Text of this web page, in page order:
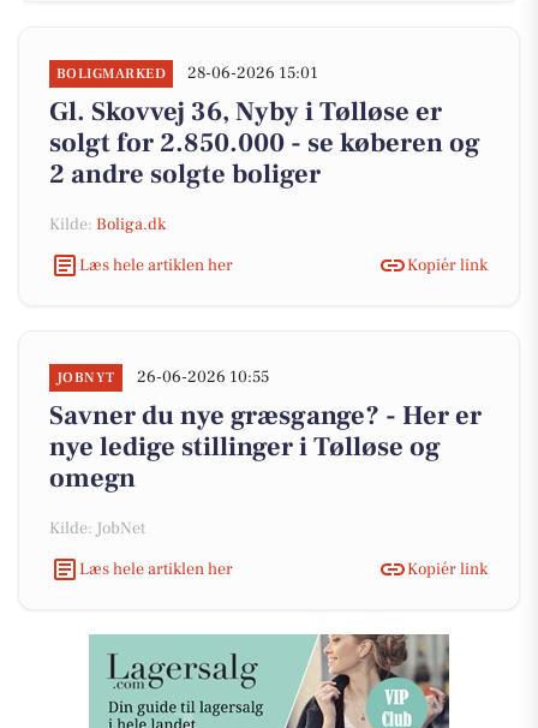
BOLIGMARKED 28-06-2026 15:01
Gl. Skovvej 36, Nyby i Tølløse er
solgt for 2.850.000 - se køberen og
2 andre solgte boliger
Kilde: Boliga.dk
Læs hele artiklen her
Kopiér link
JOBNYT 26-06-2026 10:55
Savner du nye græsgange? - Her er
nye ledige stillinger i Tølløse og
omegn
Kilde: JobNet
Læs hele artiklen her
Kopiér link